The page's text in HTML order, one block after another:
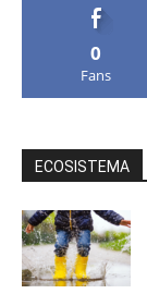
0
Fans
ECOSISTEMA